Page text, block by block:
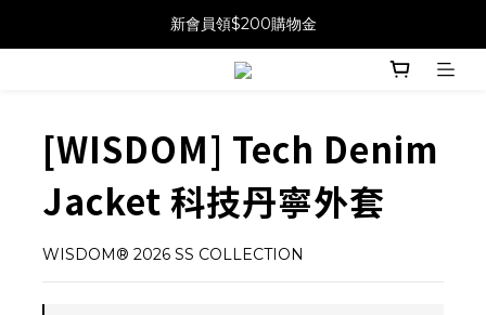
新會員領$200購物金
[WISDOM] Tech Denim
Jacket 科技丹寧外套
WISDOM® 2026 SS COLLECTION